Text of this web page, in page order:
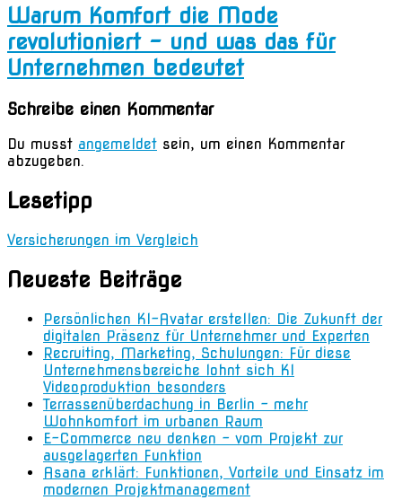
Warum Komfort die Mode
revolutioniert – und was das für
Unternehmen bedeutet
Schreibe einen Kommentar
Du musst angemeldet sein, um einen Kommentar
abzugeben.
Lesetipp
Versicherungen im Vergleich
Neueste Beiträge
Persönlichen KI-Avatar erstellen: Die Zukunft der
digitalen Präsenz für Unternehmer und Experten
Recruiting, Marketing, Schulungen: Für diese
Unternehmensbereiche lohnt sich KI
Videoproduktion besonders
Terrassenüberdachung in Berlin – mehr
Wohnkomfort im urbanen Raum
E-Commerce neu denken – vom Projekt zur
ausgelagerten Funktion
Asana erklärt: Funktionen, Vorteile und Einsatz im
modernen Projektmanagement